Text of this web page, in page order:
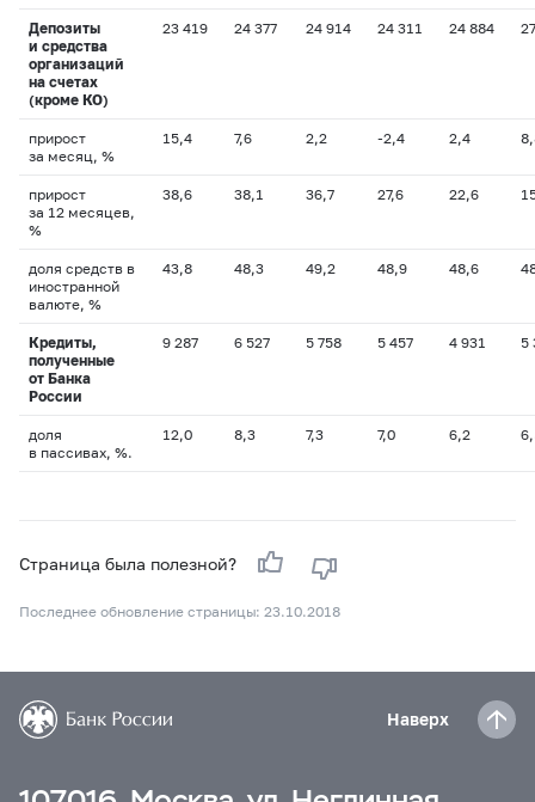
Депозиты
и средства
организаций
на счетах
(кроме КО)
23 419 24 377 24 914 24 311 24 884
прирост
за месяц, %
15,4 7,6 2,2 -2,4 2,4
прирост
за 12 месяцев,
%
38,6 38,1 36,7 27,6 22,6
доля средств в
иностранной
валюте, %
43,8 48,3 49,2 48,9 48,6
Кредиты,
полученные
от Банка
России
9 287 6 527 5 758 5 457 4 931 5
доля
в пассивах, %.
12,0 8,3 7,3 7,0 6,2
Страница была полезной?
Последнее обновление страницы: 23.10.2018
Наверх